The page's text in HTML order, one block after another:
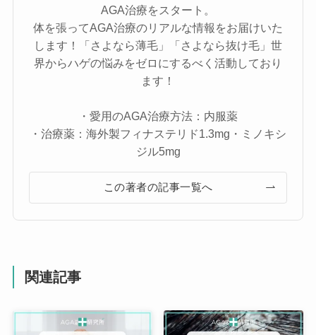
AGA治療をスタート。
体を張ってAGA治療のリアルな情報をお届けいた
します！「さよなら薄毛」「さよなら抜け毛」世
界からハゲの悩みをゼロにするべく活動しており
ます！
・愛用のAGA治療方法：内服薬
・治療薬：海外製フィナステリド1.3mg・ミノキシ
ジル5mg
この著者の記事一覧へ
関連記事